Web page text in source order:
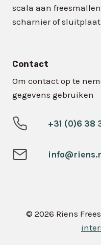
scala aan
scharnier of sluitplaat
Contact
Om contact op te
gegevens gebruiken
+31 (0)6 38
© 2026 Riens